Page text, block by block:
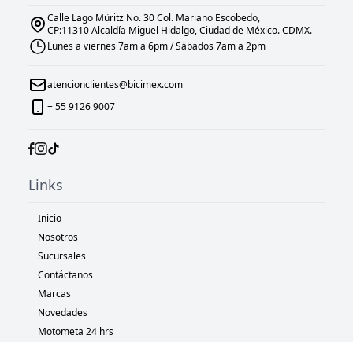
Calle Lago Müritz No. 30 Col. Mariano Escobedo,
CP:11310 Alcaldía Miguel Hidalgo, Ciudad de México. CDMX.
Lunes a viernes 7am a 6pm / Sábados 7am a 2pm
atencionclientes@bicimex.com
+ 55 9126 9007
Links
Inicio
Nosotros
Sucursales
Contáctanos
Marcas
Novedades
Motometa 24 hrs